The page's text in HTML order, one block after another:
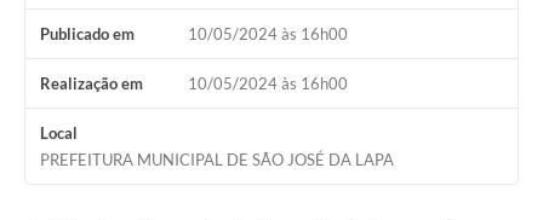
Publicado em 10/05/2024 às 16h00
Realização em 10/05/2024 às 16h00
Local
PREFEITURA MUNICIPAL DE SÃO JOSÉ DA LAPA